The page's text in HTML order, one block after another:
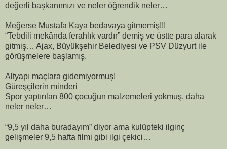
değerli başkanımızı ve neler öğrendik neler…
Meğerse Mustafa Kaya bedavaya gitmemiş!!!
“Tebdili mekânda ferahlık vardır” demiş ve üstte para alarak
gitmiş… Ajax, Büyükşehir Belediyesi ve PSV Düzyurt ile
görüşmelere başlamış.
Altyapı maçlara gidemiyormuş!
Güreşçilerin minderi
Spor yaptırılan 800 çocuğun malzemeleri yokmuş, daha
neler neler…
“9,5 yıl daha buradayım” diyor ama kulüpteki ilginç
gelişmeler 9,5 hafta filmi gibi ilgi çekici…